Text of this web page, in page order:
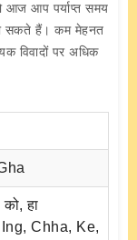
आज आप पर्याप्त समय
सकते हैं। कम मेहनत
विवादों पर अधिक
हा
Chha, Ke,